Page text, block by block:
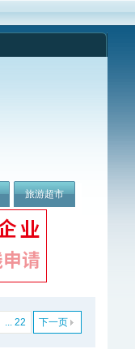
旅游超市
... 22 下一页